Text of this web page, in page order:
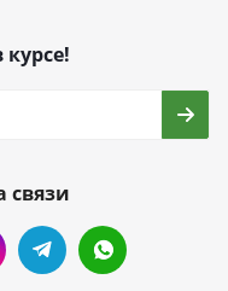
курсе!
связи